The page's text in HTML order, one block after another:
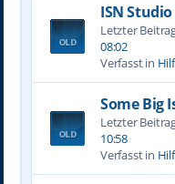
ISN
Letzter
08:02
Verfasst in
Some Big
Letzter
10:58
Verfasst in